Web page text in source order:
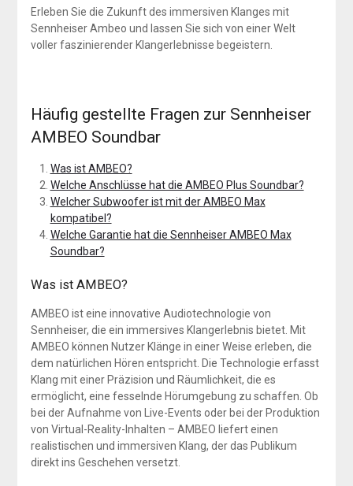
Erleben Sie die Zukunft des immersiven Klanges mit
Sennheiser Ambeo und lassen Sie sich von einer Welt
voller faszinierender Klangerlebnisse begeistern.
Häufig gestellte Fragen zur Sennheiser
AMBEO Soundbar
Was ist AMBEO?
Welche Anschlüsse hat die AMBEO Plus Soundbar?
Welcher Subwoofer ist mit der AMBEO Max
kompatibel?
Welche Garantie hat die Sennheiser AMBEO Max
Soundbar?
Was ist AMBEO?
AMBEO ist eine innovative Audiotechnologie von
Sennheiser, die ein immersives Klangerlebnis bietet. Mit
AMBEO können Nutzer Klänge in einer Weise erleben, die
dem natürlichen Hören entspricht. Die Technologie erfasst
Klang mit einer Präzision und Räumlichkeit, die es
ermöglicht, eine fesselnde Hörumgebung zu schaffen. Ob
bei der Aufnahme von Live-Events oder bei der Produktion
von Virtual-Reality-Inhalten – AMBEO liefert einen
realistischen und immersiven Klang, der das Publikum
direkt ins Geschehen versetzt.